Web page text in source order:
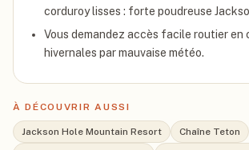
corduroy lisses : forte poudreuse
Vous demandez accès facile routier en
hivernales par mauvaise météo.
À DÉCOUVRIR AUSSI
Jackson Hole Mountain Resort
Chaîne Teton